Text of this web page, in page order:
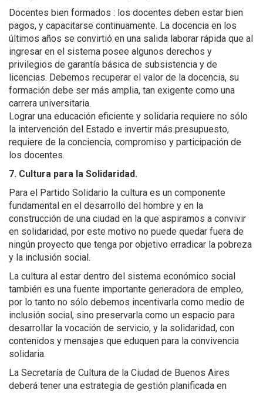
Docentes bien formados : los docentes deben estar bien
pagos, y capacitarse continuamente. La docencia en los
últimos años se convirtió en una salida laborar rápida que al
ingresar en el sistema posee algunos derechos y
privilegios de garantía básica de subsistencia y de
licencias. Debemos recuperar el valor de la docencia, su
formación debe ser más amplia, tan exigente como una
carrera universitaria.
Lograr una educación eficiente y solidaria requiere no sólo
la intervención del Estado e invertir más presupuesto,
requiere de la conciencia, compromiso y participación de
los docentes.
7. Cultura para la Solidaridad.
Para el Partido Solidario la cultura es un componente
fundamental en el desarrollo del hombre y en la
construcción de una ciudad en la que aspiramos a convivir
en solidaridad, por este motivo no puede quedar fuera de
ningún proyecto que tenga por objetivo erradicar la pobreza
y la inclusión social.
La cultura al estar dentro del sistema económico social
también es una fuente importante generadora de empleo,
por lo tanto no sólo debemos incentivarla como medio de
inclusión social, sino preservarla como un espacio para
desarrollar la vocación de servicio, y la solidaridad, con
contenidos y mensajes que eduquen para la convivencia
solidaria.
La Secretaría de Cultura de la Ciudad de Buenos Aires
deberá tener una estrategia de gestión planificada en